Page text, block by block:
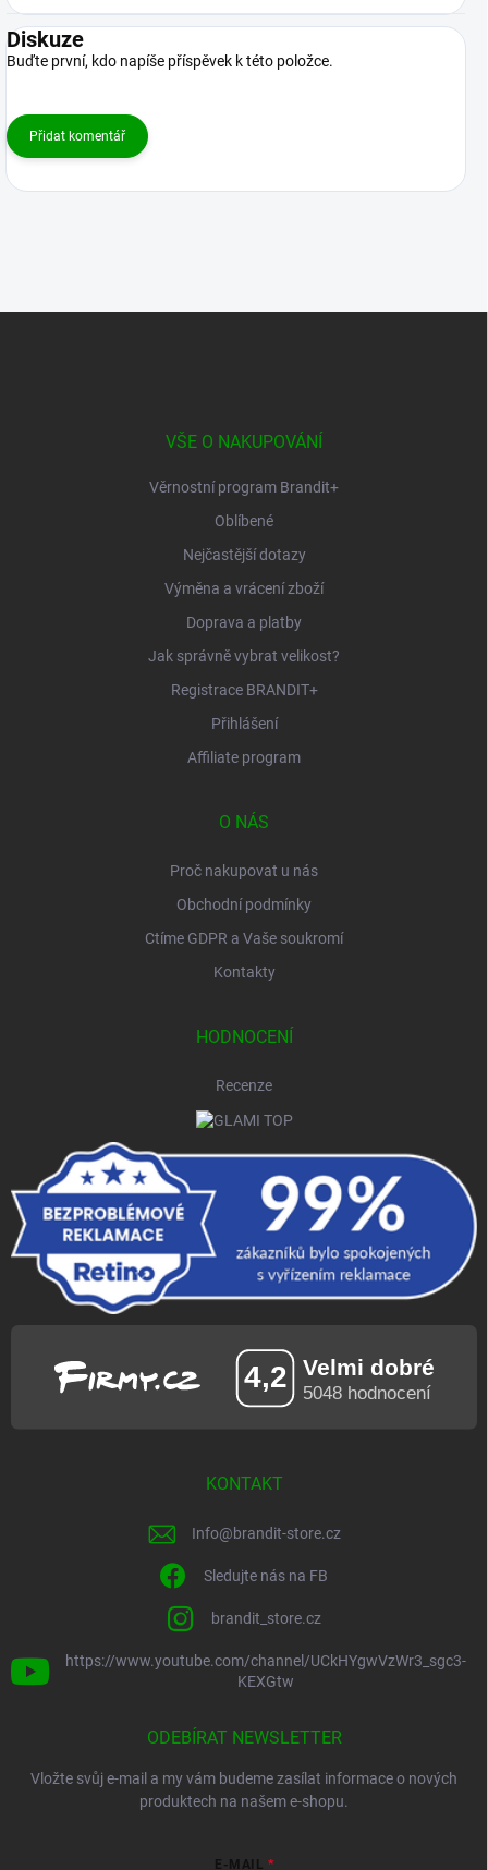
Diskuze
Buďte první, kdo napíše příspěvek k této položce.
Přidat komentář
VŠE O NAKUPOVÁNÍ
Věrnostní program Brandit+
Oblíbené
Nejčastější dotazy
Výměna a vrácení zboží
Doprava a platby
Jak správně vybrat velikost?
Registrace BRANDIT+
Přihlášení
Affiliate program
O NÁS
Proč nakupovat u nás
Obchodní podmínky
Ctíme GDPR a Vaše soukromí
Kontakty
HODNOCENÍ
Recenze
KONTAKT
Info@brandit-store.cz
Sledujte nás na FB
brandit_store.cz
https://www.youtube.com/channel/UCkHYgwVzWr3_sgc3-
KEXGtw
ODEBÍRAT NEWSLETTER
Vložte svůj e-mail a my vám budeme zasílat informace o nových
produktech na našem e-shopu.
E-MAIL